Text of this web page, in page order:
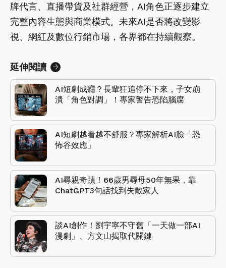
牌代言、直播帶貨及社群經營，AI角色正逐步建立
完整內容生態與商業模式。未來AI是否將改變影
視、網紅及數位行銷市場，各界都在持續觀察。
延伸閱讀
AI短劇成癮？長輩狂追停不下來，子女崩
潰「角色對調」！專家警告恐陷腦腐
AI短劇越看越不舒服？專家解析AI臉「恐
怖谷效應」
AI尋親奇蹟！66歲男尋母50年無果，靠
ChatGPT3句話找到失散家人
談AI創作！劉宇寧不守舊「一天做一部AI
漫劇」、方文山揭取代關鍵